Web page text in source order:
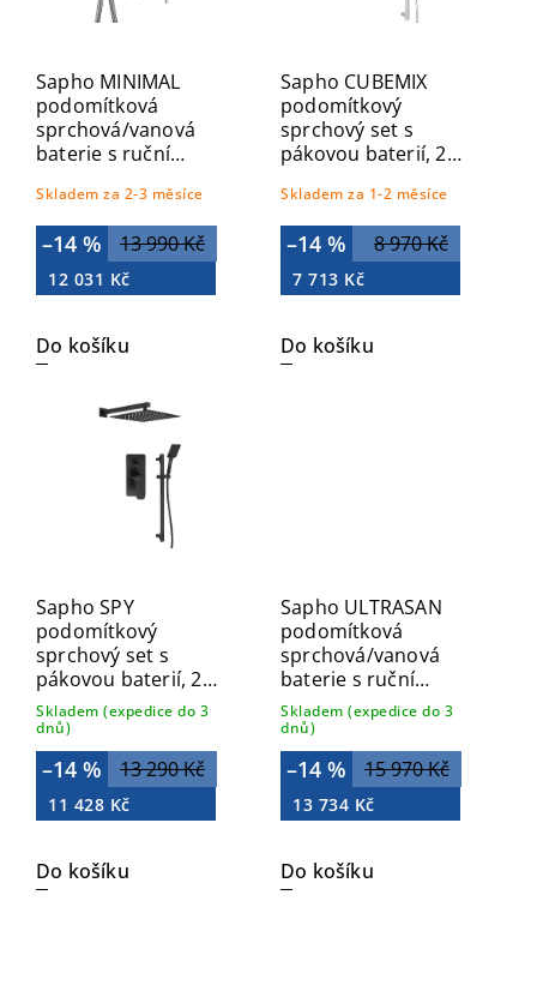
Sapho MINIMAL
podomítková
sprchová/vanová
baterie s ruční
nerez mat MI545
Skladem za 2-3 měsíce
13 990 Kč
–14 %
12 031 Kč
Do košíku
Sapho CUBEMIX
podomítkový
sprchový set s
pákovou baterií, 2
držák sprchy, chrom
CM042-02
Skladem za 1-2 měsíce
8 970 Kč
–14 %
7 713 Kč
Do košíku
Sapho SPY
podomítkový
sprchový set s
pákovou baterií, 2
výstupy, černá mat
PY42/15-04
Skladem (expedice do 3
dnů)
13 290 Kč
–14 %
11 428 Kč
Do košíku
Sapho ULTRASAN
podomítková
sprchová/vanová
baterie s ruční
sprchou, 2 výstupy,
chrom UT045V
Skladem (expedice do 3
dnů)
15 970 Kč
–14 %
13 734 Kč
Do košíku